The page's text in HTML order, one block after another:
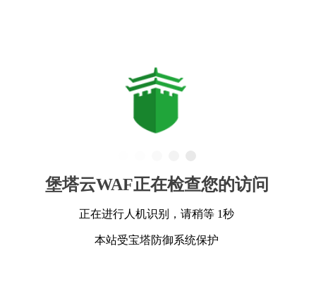
堡塔云WAF正在检查您的访问
正在进行人机识别，请稍等 1秒
本站受宝塔防御系统保护